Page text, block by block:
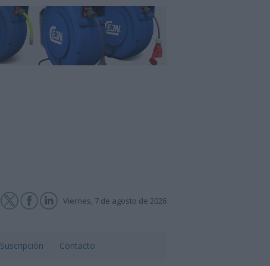
Viernes, 7 de agosto de 2026
Suscripción Contacto